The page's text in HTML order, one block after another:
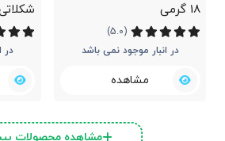
18 گرمی
(5.0)
در انبار موجود نمی باشد
مشاهده
شیرین
در
مشاهده محصولات